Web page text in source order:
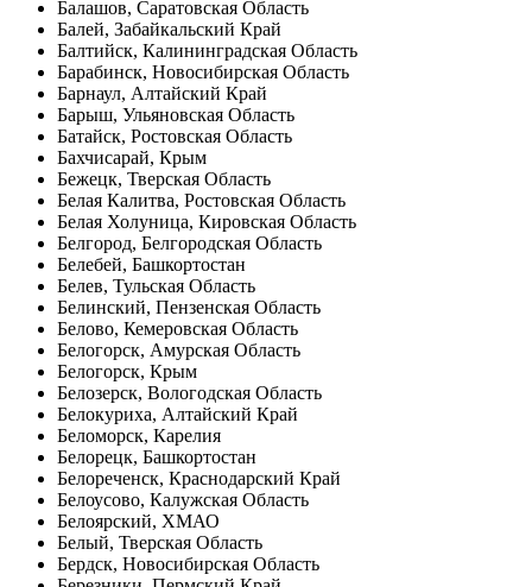
Балашов, Саратовская Область
Балей, Забайкальский Край
Балтийск, Калининградская Область
Барабинск, Новосибирская Область
Барнаул, Алтайский Край
Барыш, Ульяновская Область
Батайск, Ростовская Область
Бахчисарай, Крым
Бежецк, Тверская Область
Белая Калитва, Ростовская Область
Белая Холуница, Кировская Область
Белгород, Белгородская Область
Белебей, Башкортостан
Белев, Тульская Область
Белинский, Пензенская Область
Белово, Кемеровская Область
Белогорск, Амурская Область
Белогорск, Крым
Белозерск, Вологодская Область
Белокуриха, Алтайский Край
Беломорск, Карелия
Белорецк, Башкортостан
Белореченск, Краснодарский Край
Белоусово, Калужская Область
Белоярский, ХМАО
Белый, Тверская Область
Бердск, Новосибирская Область